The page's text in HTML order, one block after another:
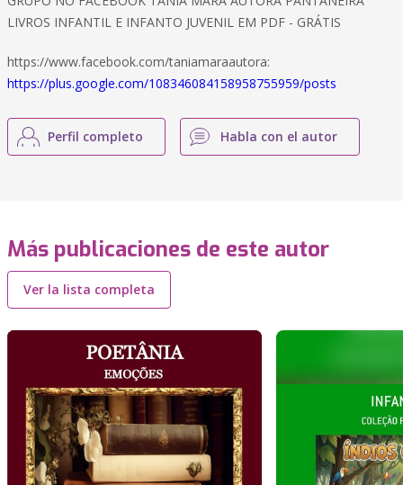
LIVROS INFANTIL E INFANTO JUVENIL EM PDF - GRÁTIS
https://www.facebook.com/taniamaraautora:
https://plus.google.com/108346084158958755959/posts
Perfil completo Habla con el autor
Más publicaciones de este autor
Ver la lista completa